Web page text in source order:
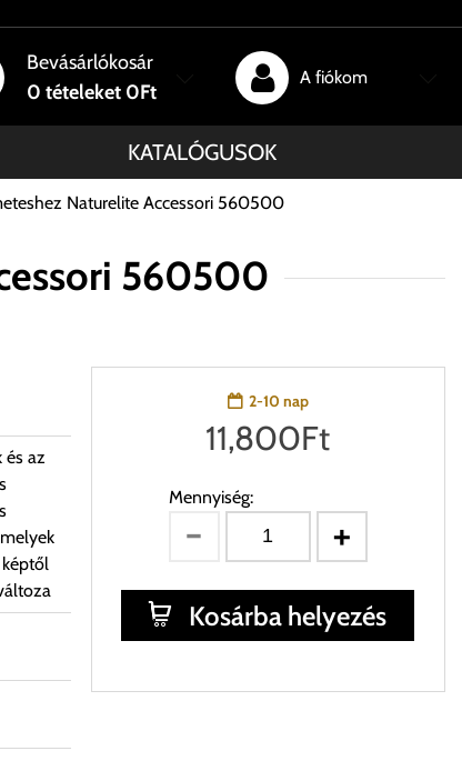
Bevásárlókosár
0 tételeket 0Ft
A fiókom
KATALÓGUSOK
Naturelite Accessori 560500
560500
és az
2-10 nap
11,800Ft
Mennyiség:
Kosárba helyezés